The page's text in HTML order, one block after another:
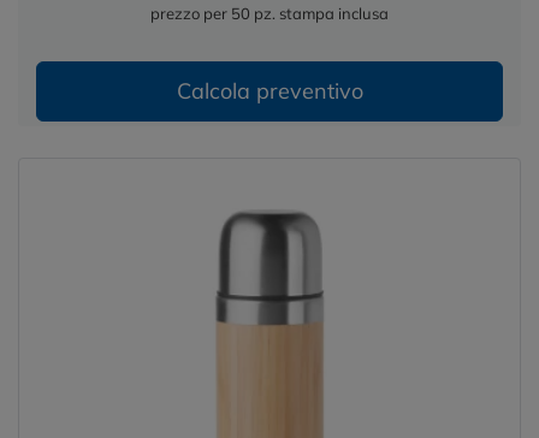
prezzo per 50 pz. stampa inclusa
Calcola preventivo